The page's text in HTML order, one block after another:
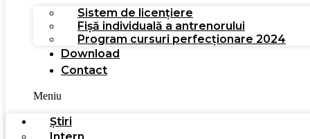
Sistem de licențiere
Fișă individuală a antrenorului
Program cursuri perfecționare 2024
Download
Contact
Meniu
Știri
Intern